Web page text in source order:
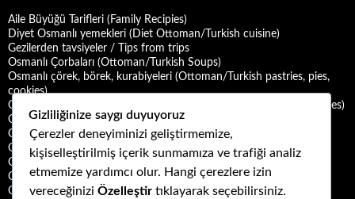
Aile Büyüğü Tarifleri (Family Recipies)
Diyet Osmanlı yemekleri (Diet Ottoman/Turkish cuisine)
Gezilerden tavsiyeler / Tips from trips
Osmanlı Çorbaları (Ottoman/Turkish Soups)
Osmanlı çörek, börek, kurabiyeleri (Ottoman/Turkish pastries, pies,
cookies)
Osmanlı Deniz Mahsulü Yemekleri (Ottoman/Turkish Seafood Dishes)
Osmanlı Halk Yemekleri (Ottoman/Turkish Folk Cuisine)
Osmanlı Mezeleri (Ottoman Mezes/Appetizers)
Osmanlı Saray Yemekleri (Ottoman/Turkish Palace Cuisine)
Osmanlı Şerbet ve Hoşafları (Ottoman/Turkish Sherbets and
Compotes)
Osmanlı Tatlıları (Ottoman/Turkish Desserts)
Gizliliğinize saygı duyuyoruz
Çerezler deneyiminizi geliştirmemize,
kişiselleştirilmiş içerik sunmamıza ve trafiği analiz
etmemize yardımcı olur. Hangi çerezlere izin
vereceğinizi Özelleştir tıklayarak seçebilirsiniz.